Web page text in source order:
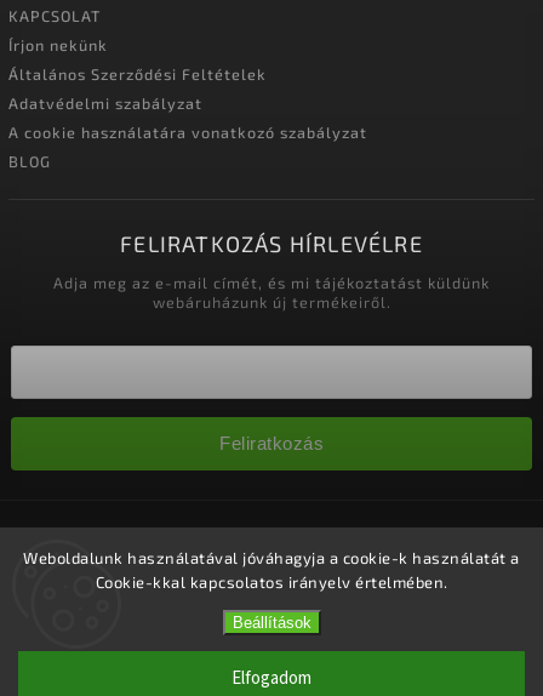
Weboldalunk használatával jóváhagyja a cookie-k használatát a
Cookie-kkal kapcsolatos irányelv értelmében.
Beállítások
Elfogadom
KAPCSOLAT
Írjon nekünk
Általános Szerződési Feltételek
Adatvédelmi szabályzat
A cookie használatára vonatkozó szabályzat
BLOG
FELIRATKOZÁS HÍRLEVÉLRE
Adja meg az e-mail címét, és mi tájékoztatást küldünk
webáruházunk új termékeiről.
Feliratkozás
fenntartva.
Süti beállítások szerkesztése
Shoptet| DesignShoptak.cz.